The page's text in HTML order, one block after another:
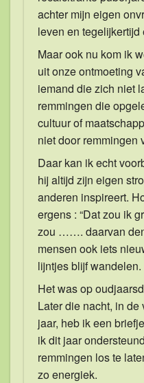
achter mijn eigen
leven en tegelijkertijd
Maar ook nu kom ik
uit onze ontmoeting
iemand die zich niet
remmingen die
cultuur of
niet door remmingen
Daar kan ik echt
hij altijd zijn eigen
anderen inspireert.
ergens : “Dat zou ik
zou ……. daarvan
mensen ook iets
lijntjes blijf wandelen.
Het was op
Later die nacht, in
jaar, heb ik een
ik dit jaar
remmingen los te
zo energiek.